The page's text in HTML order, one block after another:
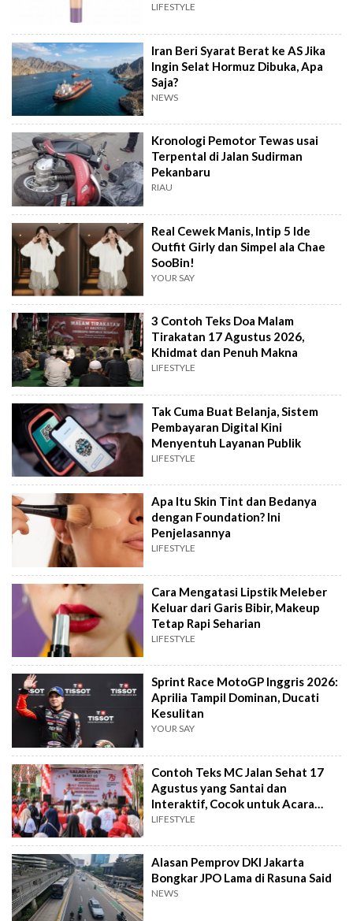
LIFESTYLE
Iran Beri Syarat Berat ke AS Jika
Ingin Selat Hormuz Dibuka, Apa
Saja?
NEWS
Kronologi Pemotor Tewas usai
Terpental di Jalan Sudirman
Pekanbaru
RIAU
Real Cewek Manis, Intip 5 Ide
Outfit Girly dan Simpel ala Chae
SooBin!
YOUR SAY
3 Contoh Teks Doa Malam
Tirakatan 17 Agustus 2026,
Khidmat dan Penuh Makna
LIFESTYLE
Tak Cuma Buat Belanja, Sistem
Pembayaran Digital Kini
Menyentuh Layanan Publik
LIFESTYLE
Apa Itu Skin Tint dan Bedanya
dengan Foundation? Ini
Penjelasannya
LIFESTYLE
Cara Mengatasi Lipstik Meleber
Keluar dari Garis Bibir, Makeup
Tetap Rapi Seharian
LIFESTYLE
Sprint Race MotoGP Inggris 2026:
Aprilia Tampil Dominan, Ducati
Kesulitan
YOUR SAY
Contoh Teks MC Jalan Sehat 17
Agustus yang Santai dan
Interaktif, Cocok untuk Acara
Tingkat RT
LIFESTYLE
Alasan Pemprov DKI Jakarta
Bongkar JPO Lama di Rasuna Said
NEWS